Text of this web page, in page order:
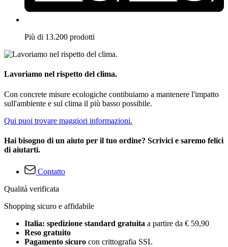
Più di 13.200 prodotti
Lavoriamo nel rispetto del clima.
Con concrete misure ecologiche contibuiamo a mantenere l'impatto
sull'ambiente e sul clima il più basso possibile.
Qui puoi trovare maggiori informazioni.
Hai bisogno di un aiuto per il tuo ordine? Scrivici e saremo felici
di aiutarti.
Contatto
Qualità verificata
Shopping sicuro e affidabile
Italia: spedizione standard gratuita a partire da € 59,90
Reso gratuito
Pagamento sicuro con crittografia SSL